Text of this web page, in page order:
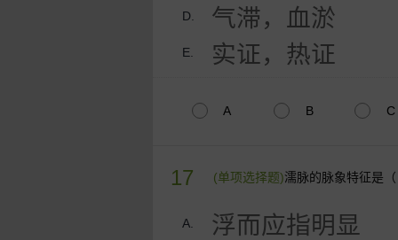
D. 气滞，血淤
E. 实证，热证
A B C
17 (单项选择题)濡脉的脉象特征是
A. 浮而应指明显